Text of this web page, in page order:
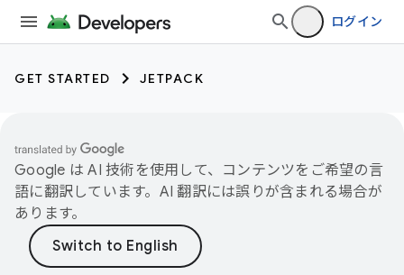
ログイン
GET STARTED JETPACK
Google は AI 技術を使用して、コンテンツをご希望の言
語に翻訳しています。AI 翻訳には誤りが含まれる場合が
あります。